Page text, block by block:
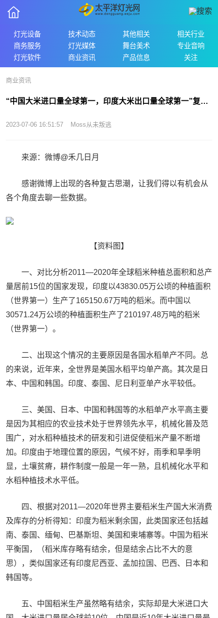
灯光设备 技术动态 其他相关
相关行业
商务服务
灯光媒体 舞台美术
专业音响
灯光软件
商业资讯 产品信息 关注
商业资讯
“中国大米进口量全球第一，印度大米出口量全球第一”复古思潮背后的一些数据
2023-07-06 16:51:57 Moss从未叛逃
来源：微博@禾几日月
感谢微博上出现的各种复古思潮，让我们得以有机会从
各个角度去聊一些数据。
【资料图】
一、对比分析2011—2020年全球稻米种植总面积和总产
量居前15位的国家发现，印度以43830.05万公顷的种植面积
（世界第一）生产了165150.67万吨的稻米。而中国以
30571.24万公顷的种植面积生产了210197.48万吨的稻米
（世界第一）。
二、出现这个情况的主要原因是各国水稻单产不同。总
的来说，近年来，全世界是美国水稻平均单产高。其次是日
本、中国和韩国。印度、泰国、尼日利亚单产水平较低。
三、美国、日本、中国和韩国等的水稻单产水平高主要
是因为其相应的农业技术处于世界领先水平，机械化普及范
围广，对水稻种植技术的研发和引进促使稻米产量不断增
加。印度由于地理位置的原因，气候不好，雨季和旱季明
显，土壤贫瘠，耕作制度一般是一年一熟，且机械化水平和
水稻种植技术水平低。
四、根据对2011—2020年世界主要稻米生产国大米消费
及库存的分析得知：印度为稻米剩余国，此类国家还包括越
南、泰国、缅甸、巴基斯坦、美国和柬埔寨等。中国为稻米
平衡国，（稻米库存略有结余，但是结余占比不大的意
思），类似国家还有印度尼西亚、孟加拉国、巴西、日本和
韩国等。
五、中国稻米生产虽然略有结余，实际却是大米进口大